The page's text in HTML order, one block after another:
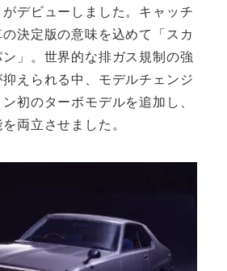
がデビューしました。キャッチ
決定版の意味を込めて「スカ
」。世界的な排ガス規制の強
えられる中、モデルチェンジ
初のターボモデルを追加し、
両立させました。